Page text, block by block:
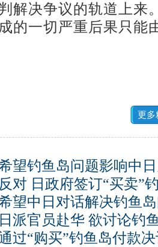
解决争议的轨道上来
的一切严重后果只能
更多
望钓鱼岛问题影响中
对 日政府签订“买卖”
望中日对话解决钓鱼
派官员赴华 欲讨论钓
过“购买”钓鱼岛付款